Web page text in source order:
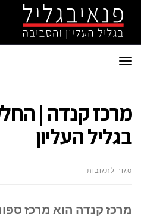
תפריט
מרכז קנדה |
בגליל העליון
סגור לתגובותעל
מרכז קנדה הוא מרכז